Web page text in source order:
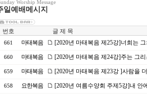
Worship Message
일예배메시지
번호 글 제 목
661 마태복음 [2020년 마태복음 제25강]너희는
660 마태복음 [2020년 마태복음 제24강]주는 그
659 마태복음 [2020년 마태복음 제23강 ]사람을
658 요한복음 [2020년 여름수양회 주제5강]내 안